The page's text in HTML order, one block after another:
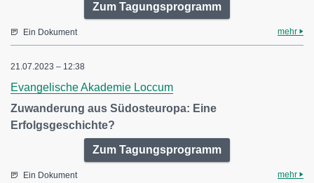
Zum Tagungsprogramm
Ein Dokument mehr
21.07.2023 – 12:38
Evangelische Akademie Loccum
Zuwanderung aus Südosteuropa: Eine
Erfolgsgeschichte?
Zum Tagungsprogramm
Ein Dokument mehr